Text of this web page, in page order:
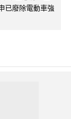
已廢除電動車強